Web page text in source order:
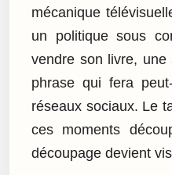
mécanique
un politique sous
vendre son livre, une
phrase qui fera
réseaux sociaux. Le
ces moments
découpage devient